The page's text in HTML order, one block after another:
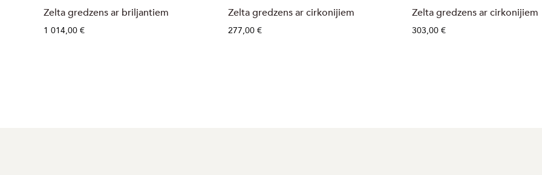
Zelta gredzens ar briljantiem
1 014,00 €
Zelta gredzens ar cirkonijiem
277,00 €
Zelta gredzens ar cirkonijiem
303,00 €